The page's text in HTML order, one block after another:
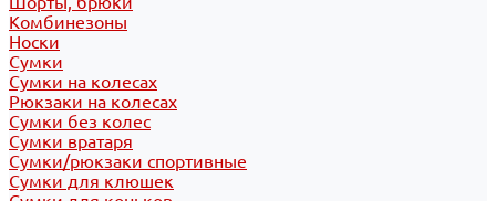
Комбинезоны
Носки
Сумки
Сумки на колесах
Рюкзаки на колесах
Сумки без колес
Сумки вратаря
Сумки/рюкзаки спортивные
Сумки для клюшек